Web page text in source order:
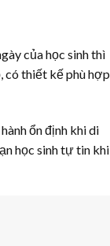
của học sinh thì
có thiết kế phù hợp
ổn định khi di
học sinh tự tin khi